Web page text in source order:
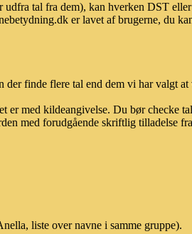
tal fra dem), kan hverken DST eller
er lavet af brugerne, du
finde flere tal end dem vi har valgt at
er med kildeangivelse. Du bør checke
med forudgående skriftlig tilladelse
liste over navne i samme gruppe).